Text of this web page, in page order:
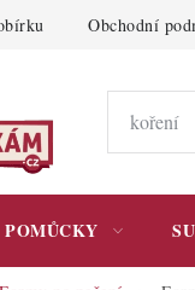
Obchodní
POMŮCKY